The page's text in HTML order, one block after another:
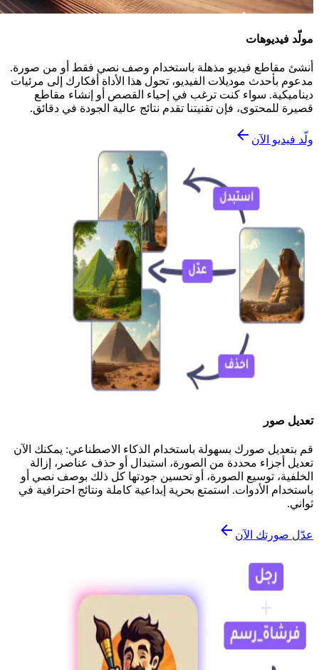
مولّد فيديوهات
أنشئ مقاطع فيديو مذهلة باستخدام وصف نصي فقط أو من صورة.
مدعوم بأحدث موديلات الفيديو، تحول هذا الأداة أفكارك إلى مرئيات
ديناميكية. سواء كنت ترغب في إحياء القصص أو إنشاء مقاطع
قصيرة للمحتوى، فإن تقنيتنا تقدم نتائج عالية الجودة في دقائق.
ولّد فيديو الآن
تعديل صور
قم بتعديل صورك بسهولة باستخدام الذكاء الاصطناعي: يمكنك الآن
تعديل أجزاء محددة من الصورة، استبدال أو حذف عناصر، إزالة
الخلفية، توسيع الصورة، أو تحسين جودتها كل ذلك بوصف نصي أو
باستخدام الأدوات. استمتع بحرية إبداعية كاملة ونتائج احترافية في
ثواني.
عدّل صورتك الآن